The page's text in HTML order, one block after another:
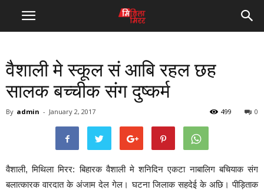
वैशाली मे स्कूल सं आबि रहल छह
सालक बच्चीक संग दुष्कर्म
By admin - January 2, 2017 0
499
वैशाली, मिथिला मिरर: बिहारक वैशाली मे शनिदिन एकटा नाबालिग बचियाक संग
बलात्कारक वारदात के अंजाम देल गेल। घटना जिलाक सहदेई के अछि। पीड़िताक